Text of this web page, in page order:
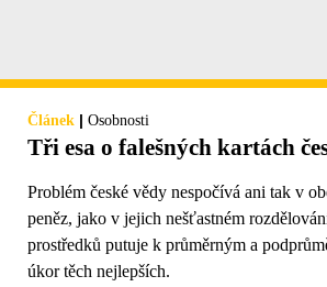
Článek | Osobnosti
Tři esa o falešných kartách
Problém české vědy nespočívá ani tak v
peněz, jako v jejich nešťastném
prostředků putuje k průměrným a
úkor těch nejlepších.